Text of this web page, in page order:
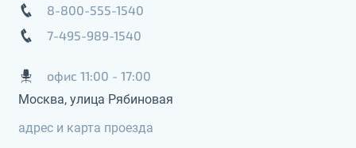
8-800-555-1540
7-495-989-1540
офис 11:00 - 17:00
Москва, улица Рябиновая
адрес и карта проезда